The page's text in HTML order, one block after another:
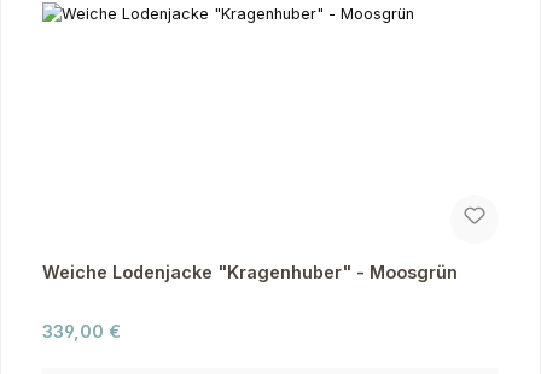
Weiche Lodenjacke "Kragenhuber" - Moosgrün
Regulärer Preis:
339,00 €